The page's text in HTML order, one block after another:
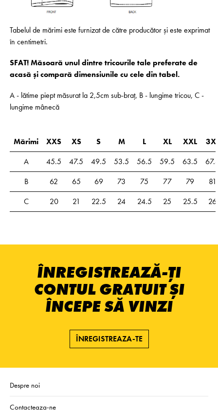
Tabelul de mărimi este furnizat de către producător și este exprimat
în centimetri.
SFAT! Măsoară unul dintre tricourile tale preferate de
acasă și compară dimensiunile cu cele din tabel.
A - lătime piept măsurat la 2,5cm sub-braț, B - lungime tricou, C -
lungime mânecă
Mărimi XXS XS S M L XL XXL
A
45.5 47.5 49.5 53.5 56.5 59.5 63.5
B
62 65 69 73 75 77 79
81
C
20 21 22.5 24 24.5 25 25.5 26
ÎNREGISTREAZĂ-ȚI
CONTUL GRATUIT ȘI
ÎNCEPE SĂ VINZI
ÎNREGISTREAZA-TE
Despre noi
Contacteaza-ne